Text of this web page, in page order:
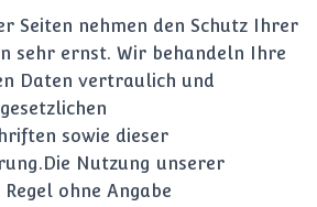
Seiten nehmen den Schutz Ihrer
sehr ernst. Wir behandeln Ihre
Daten vertraulich und
sowie dieser
Nutzung unserer
ohne Angabe